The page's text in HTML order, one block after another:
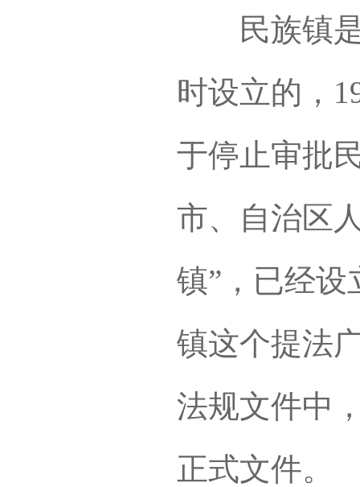
民族镇是
时设立的，
于停止审批
市、自治区
镇”，已经
镇这个提法
法规文件中
正式文件。